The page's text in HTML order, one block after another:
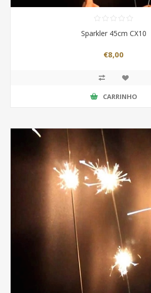
Sparkler 45cm CX10
€8,00
CARRINHO